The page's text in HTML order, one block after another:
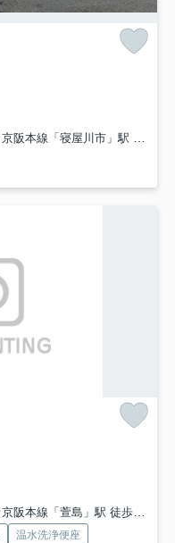
京阪本線「寝屋川市」駅 バス15分 京阪バス「笠松」 停歩2分
京阪本線「萱島」駅 徒歩19分
温水洗浄便座